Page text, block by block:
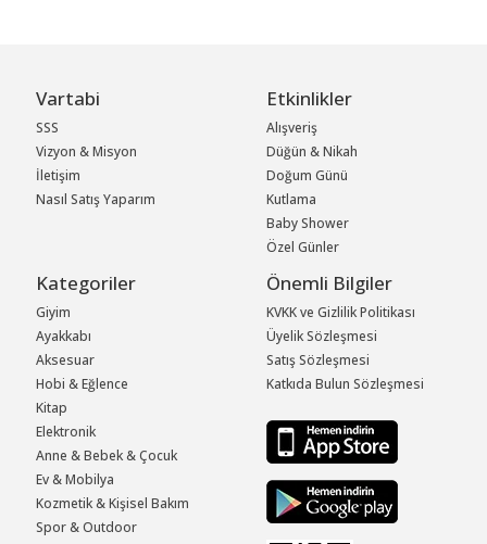
Vartabi
SSS
Vizyon & Misyon
İletişim
Nasıl Satış Yaparım
Etkinlikler
Alışveriş
Düğün & Nikah
Doğum Günü
Kutlama
Baby Shower
Özel Günler
Kategoriler
Giyim
Ayakkabı
Aksesuar
Hobi & Eğlence
Kitap
Elektronik
Anne & Bebek & Çocuk
Ev & Mobilya
Kozmetik & Kişisel Bakım
Spor & Outdoor
Önemli Bilgiler
KVKK ve Gizlilik Politikası
Üyelik Sözleşmesi
Satış Sözleşmesi
Katkıda Bulun Sözleşmesi